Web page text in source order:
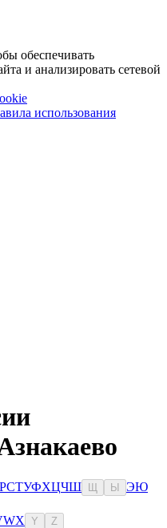
обеспечивать
и анализировать сетевой
использования
РСТУФХЦЧШ Ы ЭЮ
WX Y Z